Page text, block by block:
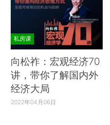
私房课
向松祚：宏观经济70
讲，带你了解国内外
经济大局
2022年04月06日